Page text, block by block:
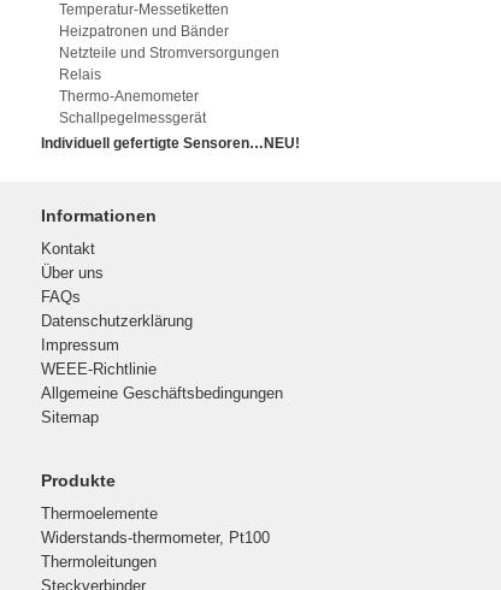
Temperatur-Messetiketten
Heizpatronen und Bänder
Netzteile und Stromversorgungen
Relais
Thermo-Anemometer
Schallpegelmessgerät
Individuell gefertigte Sensoren…NEU!
Informationen
Kontakt
Über uns
FAQs
Datenschutzerklärung
Impressum
WEEE-Richtlinie
Allgemeine Geschäftsbedingungen
Sitemap
Produkte
Thermoelemente
Widerstands-thermometer, Pt100
Thermoleitungen
Steckverbinder